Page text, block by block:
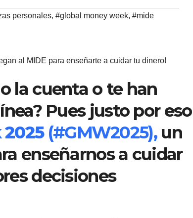
personales, #global money week, #mide
al MIDE para enseñarte a cuidar tu dinero!
la cuenta o te han
Pues justo por eso
(#GMW2025), un
enseñarnos a cuidar
decisiones